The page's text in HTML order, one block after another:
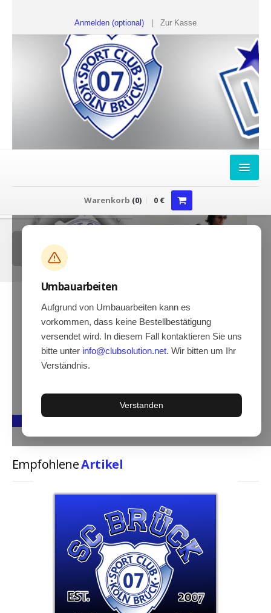
Anmelden (optional) Zur Kasse
FANSHOP
Sweater
T-Shirts
Hoodies
Gläser & Tassen & Krüge
Kochen & Grillen
Aufkleber & Handys & Mousepads
Taschen
Wimpel & Fanschal & Schirme
Kappen & Mützen
Leinwände und Kissen
Long Sleeve & Tank Top
Warenkorb (0) 0€
Umbauarbeiten
Aufgrund von Umbauarbeiten kann es
vorkommen, dass keine Bestellbestätigung
versendet wird. In diesem Fall kontaktieren Sie uns
bitte unter info@clubsolution.net. Wir bitten um Ihr
Verständnis.
Verstanden
EmpfohleneArtikel